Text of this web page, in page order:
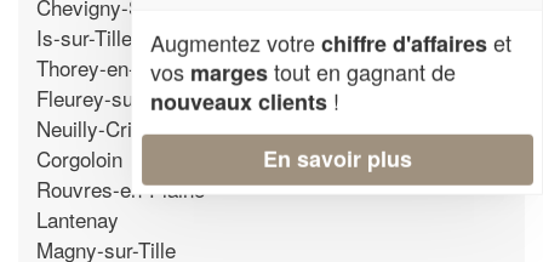
Chevigny-Saint-Sauveur
Is-sur-Tille
Thorey-en-Plaine
Fleurey-sur-Ouche
Neuilly-Crimolois
Corgoloin
Rouvres-en-Plaine
Lantenay
Magny-sur-Tille
Augmentez votrechiffre d'affaireset
vos margestout en gagnant de
nouveaux clients !
En savoir plus